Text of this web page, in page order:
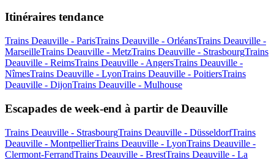
Itinéraires tendance
Trains Deauville - ParisTrains Deauville - OrléansTrains Deauville -
MarseilleTrains Deauville - MetzTrains Deauville - StrasbourgTrains
Deauville - ReimsTrains Deauville - AngersTrains Deauville -
NîmesTrains Deauville - LyonTrains Deauville - PoitiersTrains
Deauville - DijonTrains Deauville - Mulhouse
Escapades de week-end à partir de Deauville
Trains Deauville - StrasbourgTrains Deauville - DüsseldorfTrains
Deauville - MontpellierTrains Deauville - LyonTrains Deauville -
Clermont-FerrandTrains Deauville - BrestTrains Deauville - La